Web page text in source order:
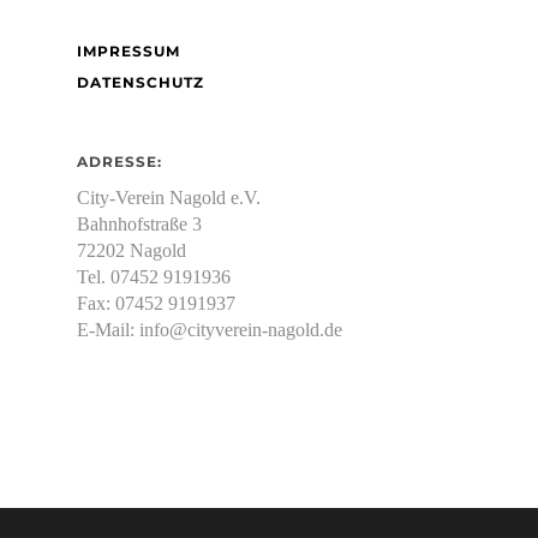
IMPRESSUM
DATENSCHUTZ
ADRESSE:
City-Verein Nagold e.V.
Bahnhofstraße 3
72202 Nagold
Tel. 07452 9191936
Fax: 07452 9191937
E-Mail: info@cityverein-nagold.de